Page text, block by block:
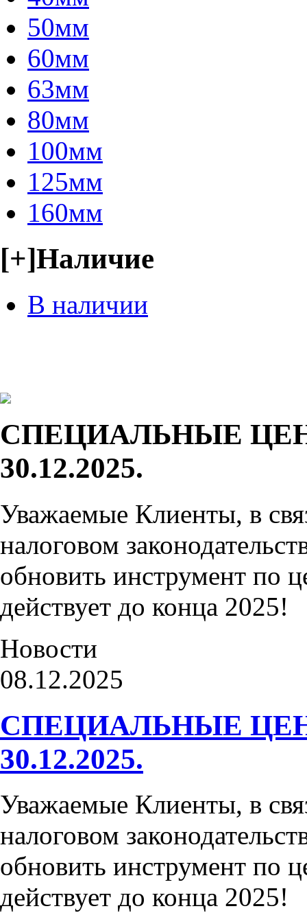
50мм
60мм
63мм
80мм
100мм
125мм
160мм
[+]Наличие
В наличии
СПЕЦИАЛЬНЫЕ
30.12.2025.
Уважаемые Клиенты, в
налоговом
обновить инструмент по
действует до конца 2025!
Новости
08.12.2025
СПЕЦИАЛЬНЫЕ
30.12.2025.
Уважаемые Клиенты, в
налоговом
обновить инструмент по
действует до конца 2025!